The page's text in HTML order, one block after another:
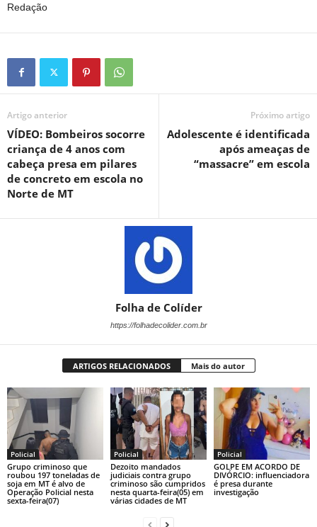
Redação
Artigo anterior
VÍDEO: Bombeiros socorre
criança de 4 anos com
cabeça presa em pilares
de concreto em escola no
Norte de MT
Próximo artigo
Adolescente é identificada
após ameaças de
“massacre” em escola
Folha de Colíder
https://folhadecolider.com.br
ARTIGOS RELACIONADOS Mais do autor
Policial
Grupo criminoso que
roubou 197 toneladas de
soja em MT é alvo de
Operação Policial nesta
sexta-feira(07)
Policial
Dezoito mandados
judiciais contra grupo
criminoso são cumpridos
nesta quarta-feira(05) em
várias cidades de MT
Policial
GOLPE EM ACORDO DE
DIVÓRCIO: influenciadora
é presa durante
investigação